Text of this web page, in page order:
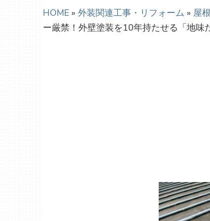
HOME » 外装関連工事・リフォーム » 屋
ー厳禁！外壁塗装を10年持たせる「地味